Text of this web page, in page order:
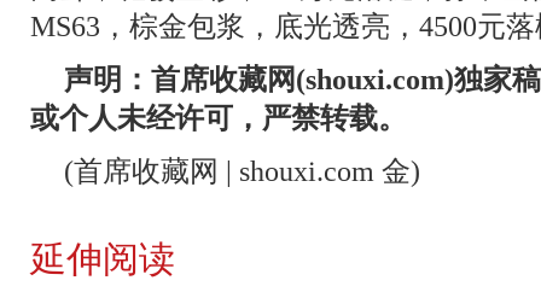
MS63，棕金包浆，底光透亮，4500元
声明：首席收藏网(shouxi.com)独家
或个人未经许可，严禁转载。
(首席收藏网 | shouxi.com 金)
延伸阅读